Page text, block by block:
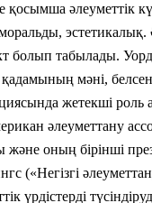
қосымша әлеуметтік
эстетикалық.
болып табылады.
мәні,
жетекші роль
әлеуметтану
және оның бірінші
(«Негізгі
үрдістерді